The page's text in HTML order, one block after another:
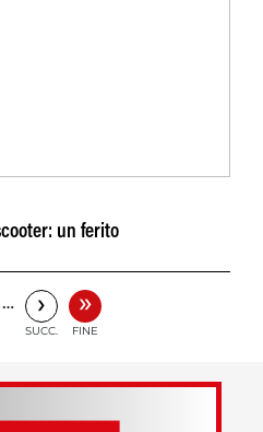
un ferito
… ›
SUCC.
»
FINE